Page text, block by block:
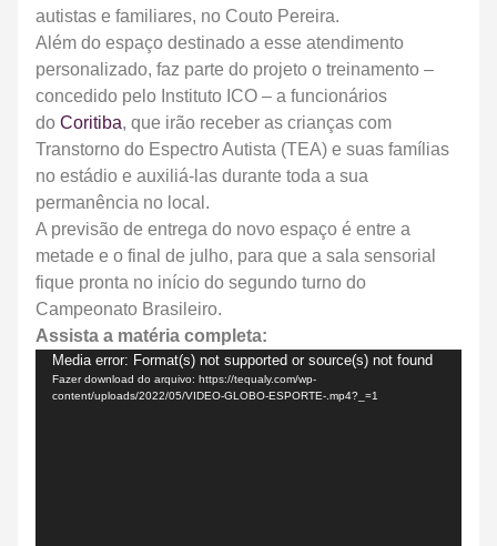
autistas e familiares, no Couto Pereira.
Além do espaço destinado a esse atendimento
personalizado, faz parte do projeto o treinamento –
concedido pelo Instituto ICO – a funcionários
do Coritiba, que irão receber as crianças com
Transtorno do Espectro Autista (TEA) e suas famílias
no estádio e auxiliá-las durante toda a sua
permanência no local.
A previsão de entrega do novo espaço é entre a
metade e o final de julho, para que a sala sensorial
fique pronta no início do segundo turno do
Campeonato Brasileiro.
Assista a matéria completa:
Tocador
de
Media error: Format(s) not supported or source(s) not found
Fazer download do arquivo: https://tequaly.com/wp-
content/uploads/2022/05/VIDEO-GLOBO-ESPORTE-.mp4?_=1